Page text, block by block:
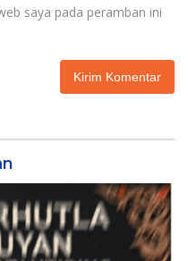
saya pada peramban ini